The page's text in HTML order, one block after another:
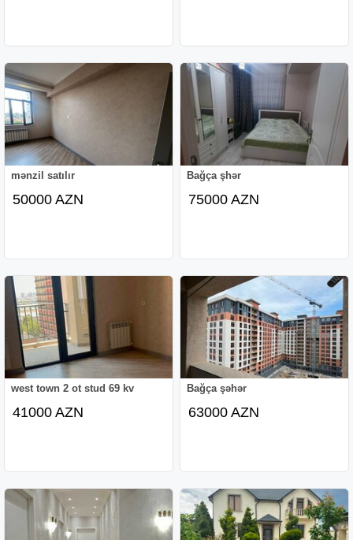
mənzil satılır
50000 AZN
Bağça şhər
75000 AZN
west town 2 ot stud 69 kv
41000 AZN
Bağça şəhər
63000 AZN